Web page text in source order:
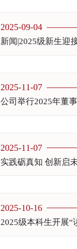
2025-09-04
新闻|2025级新生迎
2025-11-07
公司举行2025年董
2025-11-07
实践砺真知 创新启
2025-10-16
2025级本科生开展